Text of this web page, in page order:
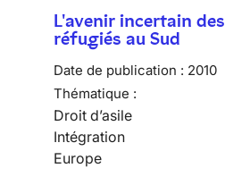
L'avenir incertain des
réfugiés au Sud
Date de publication : 2010
Thématique :
Droit d’asile
Intégration
Europe